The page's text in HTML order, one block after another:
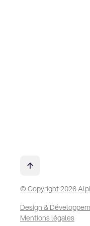
© Copyright 2026
Design &
Mentions légales